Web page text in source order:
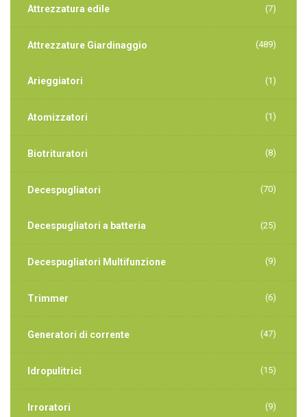
Attrezzatura edile (7)
Attrezzature Giardinaggio (489)
Arieggiatori (1)
Atomizzatori (1)
Biotrituratori (8)
Decespugliatori (70)
Decespugliatori a batteria (25)
Decespugliatori Multifunzione (9)
Trimmer (6)
Generatori di corrente (47)
Idropulitrici (15)
Irroratori (9)